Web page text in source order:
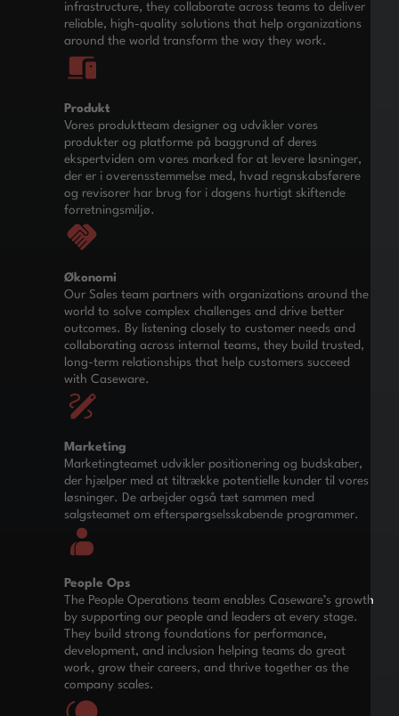
infrastructure, they collaborate across teams to deliver
reliable, high-quality solutions that help organizations
around the world transform the way they work.
Produkt
Vores produktteam designer og udvikler vores
produkter og platforme på baggrund af deres
ekspertviden om vores marked for at levere løsninger,
der er i overensstemmelse med, hvad regnskabsførere
og revisorer har brug for i dagens hurtigt skiftende
forretningsmiljø.
Økonomi
Our Sales team partners with organizations around the
world to solve complex challenges and drive better
outcomes. By listening closely to customer needs and
collaborating across internal teams, they build trusted,
long-term relationships that help customers succeed
with Caseware.
Marketing
Marketingteamet udvikler positionering og budskaber,
der hjælper med at tiltrække potentielle kunder til vores
løsninger. De arbejder også tæt sammen med
salgsteamet om efterspørgselsskabende programmer.
People Ops
The People Operations team enables Caseware’s growth
by supporting our people and leaders at every stage.
They build strong foundations for performance,
development, and inclusion helping teams do great
work, grow their careers, and thrive together as the
company scales.